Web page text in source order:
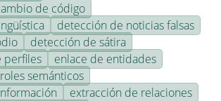
de código
detección de noticias falsas
detección de sátira
perfiles
enlace de entidades
semánticos
extracción de relaciones